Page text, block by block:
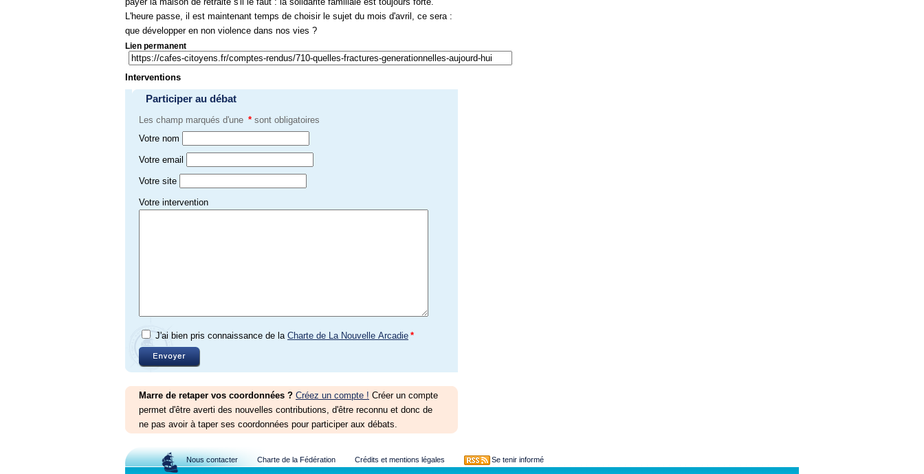
L'heure passe, il est maintenant temps de choisir le sujet du mois d'avril, ce sera :
que développer en non violence dans nos vies ?
Lien permanent
Interventions
Participer au débat
Les champ marqués d'une * sont obligatoires
Votre nom
Votre email
Votre site
Votre intervention
J'ai bien pris connaissance de la Charte de La Nouvelle Arcadie *
Marre de retaper vos coordonnées ? Créez un compte ! Créer un compte
permet d'être averti des nouvelles contributions, d'être reconnu et donc de
ne pas avoir à taper ses coordonnées pour participer aux débats.
Nous contacter Charte de la Fédération Crédits et mentions légales Se tenir informé